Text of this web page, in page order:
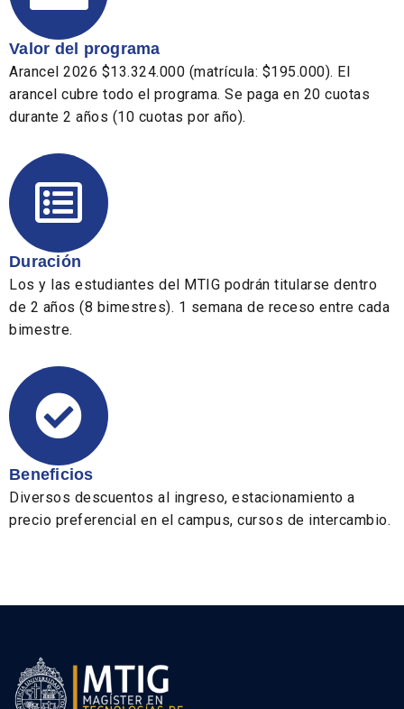
Valor del programa
Arancel 2026 $13.324.000 (matrícula: $195.000). El
arancel cubre todo el programa. Se paga en 20 cuotas
durante 2 años (10 cuotas por año).
Duración
Los y las estudiantes del MTIG podrán titularse dentro
de 2 años (8 bimestres). 1 semana de receso entre cada
bimestre.
Beneficios
Diversos descuentos al ingreso, estacionamiento a
precio preferencial en el campus, cursos de intercambio.